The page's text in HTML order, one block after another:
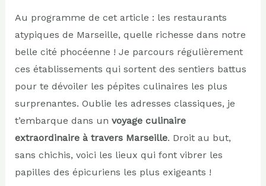
Au programme de cet article : les restaurants
atypiques de Marseille, quelle richesse dans notre
belle cité phocéenne ! Je parcours régulièrement
ces établissements qui sortent des sentiers battus
pour te dévoiler les pépites culinaires les plus
surprenantes. Oublie les adresses classiques, je
t’embarque dans un voyage culinaire
extraordinaire à travers Marseille. Droit au but,
sans chichis, voici les lieux qui font vibrer les
papilles des épicuriens les plus exigeants !